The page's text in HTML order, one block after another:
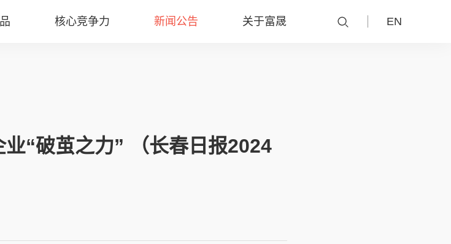
核心竞争力 新闻公告 关于富晟 EN
“破茧之力” （长春日报2024